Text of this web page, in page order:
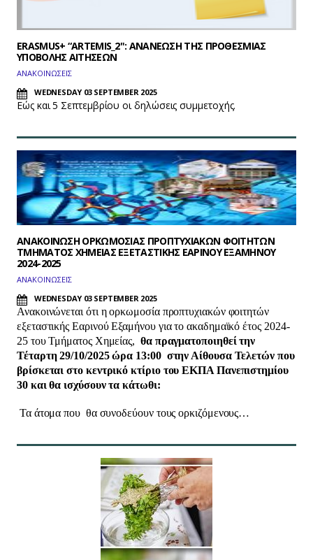
ERASMUS+ “ARTEMIS_2": ΑΝΑΝΕΩΣΗ ΤΗΣ ΠΡΟΘΕΣΜΙΑΣ
ΥΠΟΒΟΛΗΣ ΑΙΤΗΣΕΩΝ
ΑΝΑΚΟΙΝΩΣΕΙΣ
WEDNESDAY 03 SEPTEMBER 2025
Εώς και 5 Σεπτεμβρίου οι δηλώσεις συμμετοχής.
ΑΝΑΚΟΙΝΩΣΗ ΟΡΚΩΜΟΣΙΑΣ ΠΡΟΠΤΥΧΙΑKΩN ΦΟΙΤΗΤΩΝ
ΤΜΗΜΑΤΟΣ ΧΗΜΕΙΑΣ ΕΞΕΤΑΣΤΙΚΗΣ ΕΑΡΙΝΟΥ ΕΞΑΜΗΝΟΥ
2024-2025
ΑΝΑΚΟΙΝΩΣΕΙΣ
WEDNESDAY 03 SEPTEMBER 2025
Ανακοινώνεται ότι η ορκωμοσία προπτυχιακών φοιτητών
εξεταστικής Εαρινού Εξαμήνου για το ακαδημαϊκό έτος 2024-
25 του Τμήματος Χημείας, θα πραγματοποιηθεί την
Τέταρτη 29/10/2025 ώρα 13:00 στην Αίθουσα Τελετών που
βρίσκεται στο κεντρικό κτίριο του ΕΚΠΑ Πανεπιστημίου
30 και θα ισχύσουν τα κάτωθι:
Τα άτομα που θα συνοδεύουν τους ορκιζόμενους…